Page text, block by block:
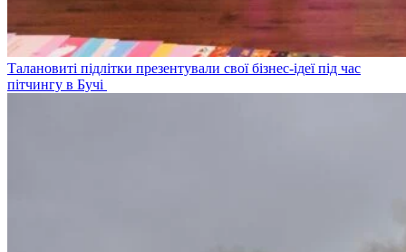
Талановиті підлітки презентували свої бізнес-ідеї під час
пітчингу в Бучі